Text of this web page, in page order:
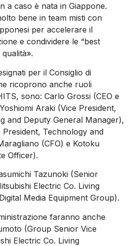
a caso è nata in Giappone.
bene in team misti con
per accelerare il
e condividere le “best
per il Consiglio di
ricoprono anche ruoli
sono: Carlo Grossi (CEO e
Araki (Vice President,
and Deputy General Manager),
President, Technology and
(CFO) e Kotoku
Officer).
Tazunoki (Senior
Electric Co. Living
Media Equipment Group).
faranno anche
(Group Senior Vice
Electric Co. Living